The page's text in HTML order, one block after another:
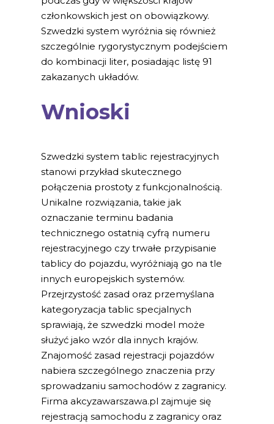
członkowskich jest on obowiązkowy.
Szwedzki system wyróżnia się również
szczególnie rygorystycznym podejściem
do kombinacji liter, posiadając listę 91
zakazanych układów.
Wnioski
Szwedzki system tablic rejestracyjnych
stanowi przykład skutecznego
połączenia prostoty z funkcjonalnością.
Unikalne rozwiązania, takie jak
oznaczanie terminu badania
technicznego ostatnią cyfrą numeru
rejestracyjnego czy trwałe przypisanie
tablicy do pojazdu, wyróżniają go na tle
innych europejskich systemów.
Przejrzystość zasad oraz przemyślana
kategoryzacja tablic specjalnych
sprawiają, że szwedzki model może
służyć jako wzór dla innych krajów.
Znajomość zasad rejestracji pojazdów
nabiera szczególnego znaczenia przy
sprowadzaniu samochodów z zagranicy.
Firma akcyzawarszawa.pl zajmuje się
rejestracją samochodu z zagranicy oraz